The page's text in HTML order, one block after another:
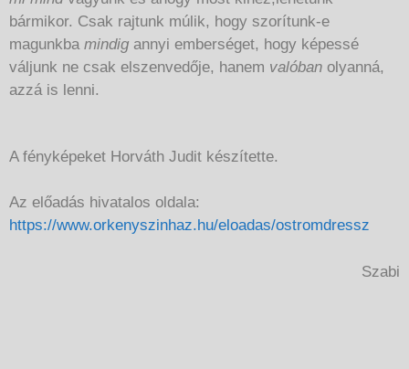
bármikor. Csak rajtunk múlik, hogy szorítunk-e
magunkba mindig annyi emberséget, hogy képessé
váljunk ne csak elszenvedője, hanem valóban olyanná,
azzá is lenni.
A fényképeket Horváth Judit készítette.
Az előadás hivatalos oldala:
https://www.orkenyszinhaz.hu/eloadas/ostromdressz
Szabi